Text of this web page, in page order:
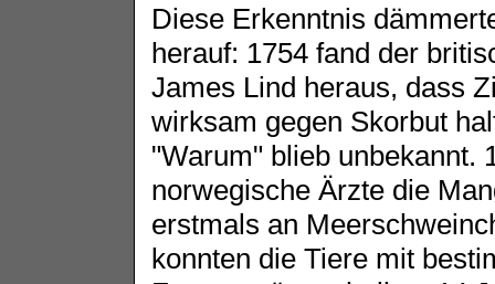
Diese Erkenntnis
herauf: 1754 fand der
James Lind heraus, dass
wirksam gegen Skorbut
"Warum" blieb unbekannt.
norwegische Ärzte die
erstmals an
konnten die Tiere mit